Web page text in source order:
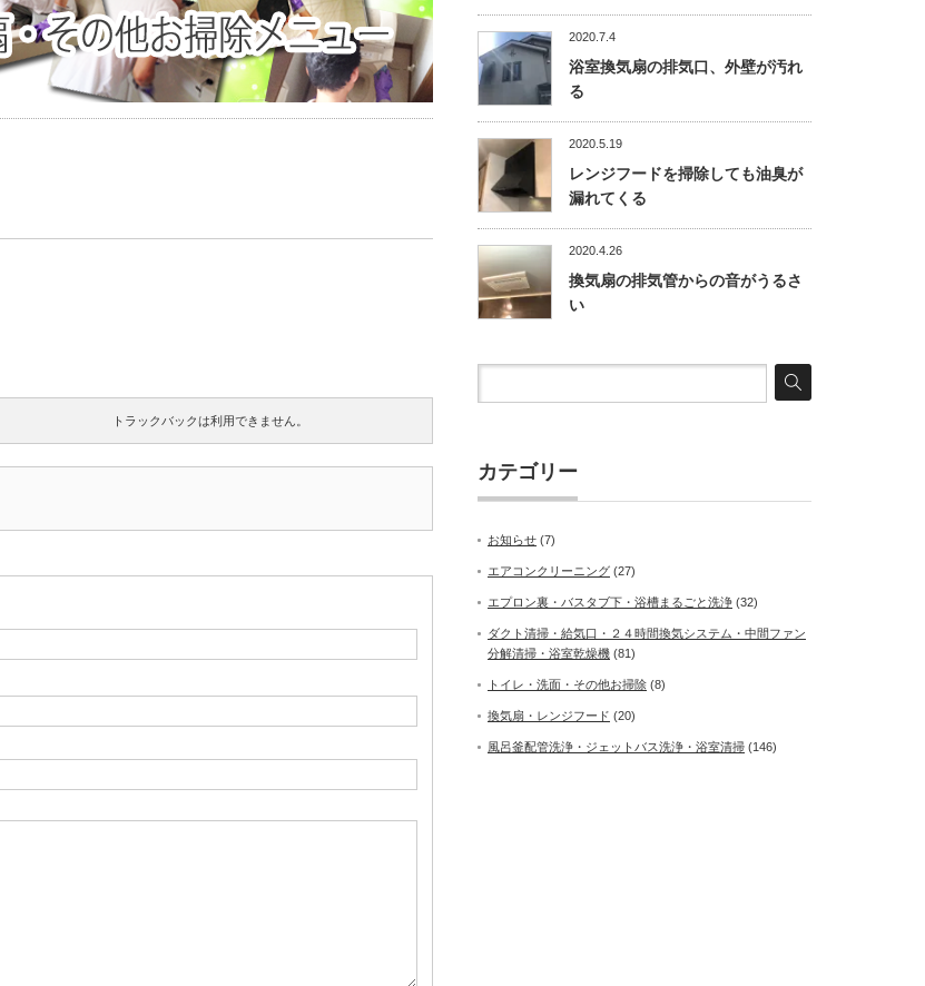
トラックバックは利用できません。
2020.7.4
浴室換気扇の排気口、外壁が汚れ
る
2020.5.19
レンジフードを掃除しても油臭が
漏れてくる
2020.4.26
換気扇の排気管からの音がうるさ
い
カテゴリー
お知らせ (7)
エアコンクリーニング (27)
エプロン裏・バスタブ下・浴槽まるごと洗浄 (32)
ダクト清掃・給気口・２４時間換気システム・中間ファン
分解清掃・浴室乾燥機 (81)
トイレ・洗面・その他お掃除 (8)
換気扇・レンジフード (20)
風呂釜配管洗浄・ジェットバス洗浄・浴室清掃 (146)